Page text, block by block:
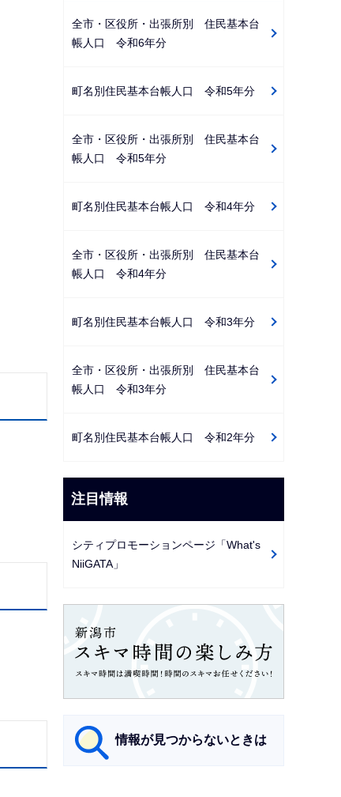
全市・区役所・出張所別 住民基本台
帳人口 令和6年分
町名別住民基本台帳人口 令和5年分
全市・区役所・出張所別 住民基本台
帳人口 令和5年分
町名別住民基本台帳人口 令和4年分
全市・区役所・出張所別 住民基本台
帳人口 令和4年分
町名別住民基本台帳人口 令和3年分
全市・区役所・出張所別 住民基本台
帳人口 令和3年分
町名別住民基本台帳人口 令和2年分
注目情報
シティプロモーションページ「What's
NiiGATA」
情報が見つからないときは